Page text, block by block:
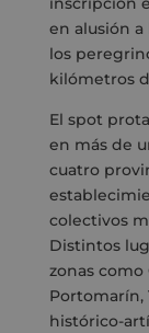
en alusión a
los
kilómetros
El spot
en más de
cuatro
colectivos
Distintos
zonas como
Portomarín,
histórico-